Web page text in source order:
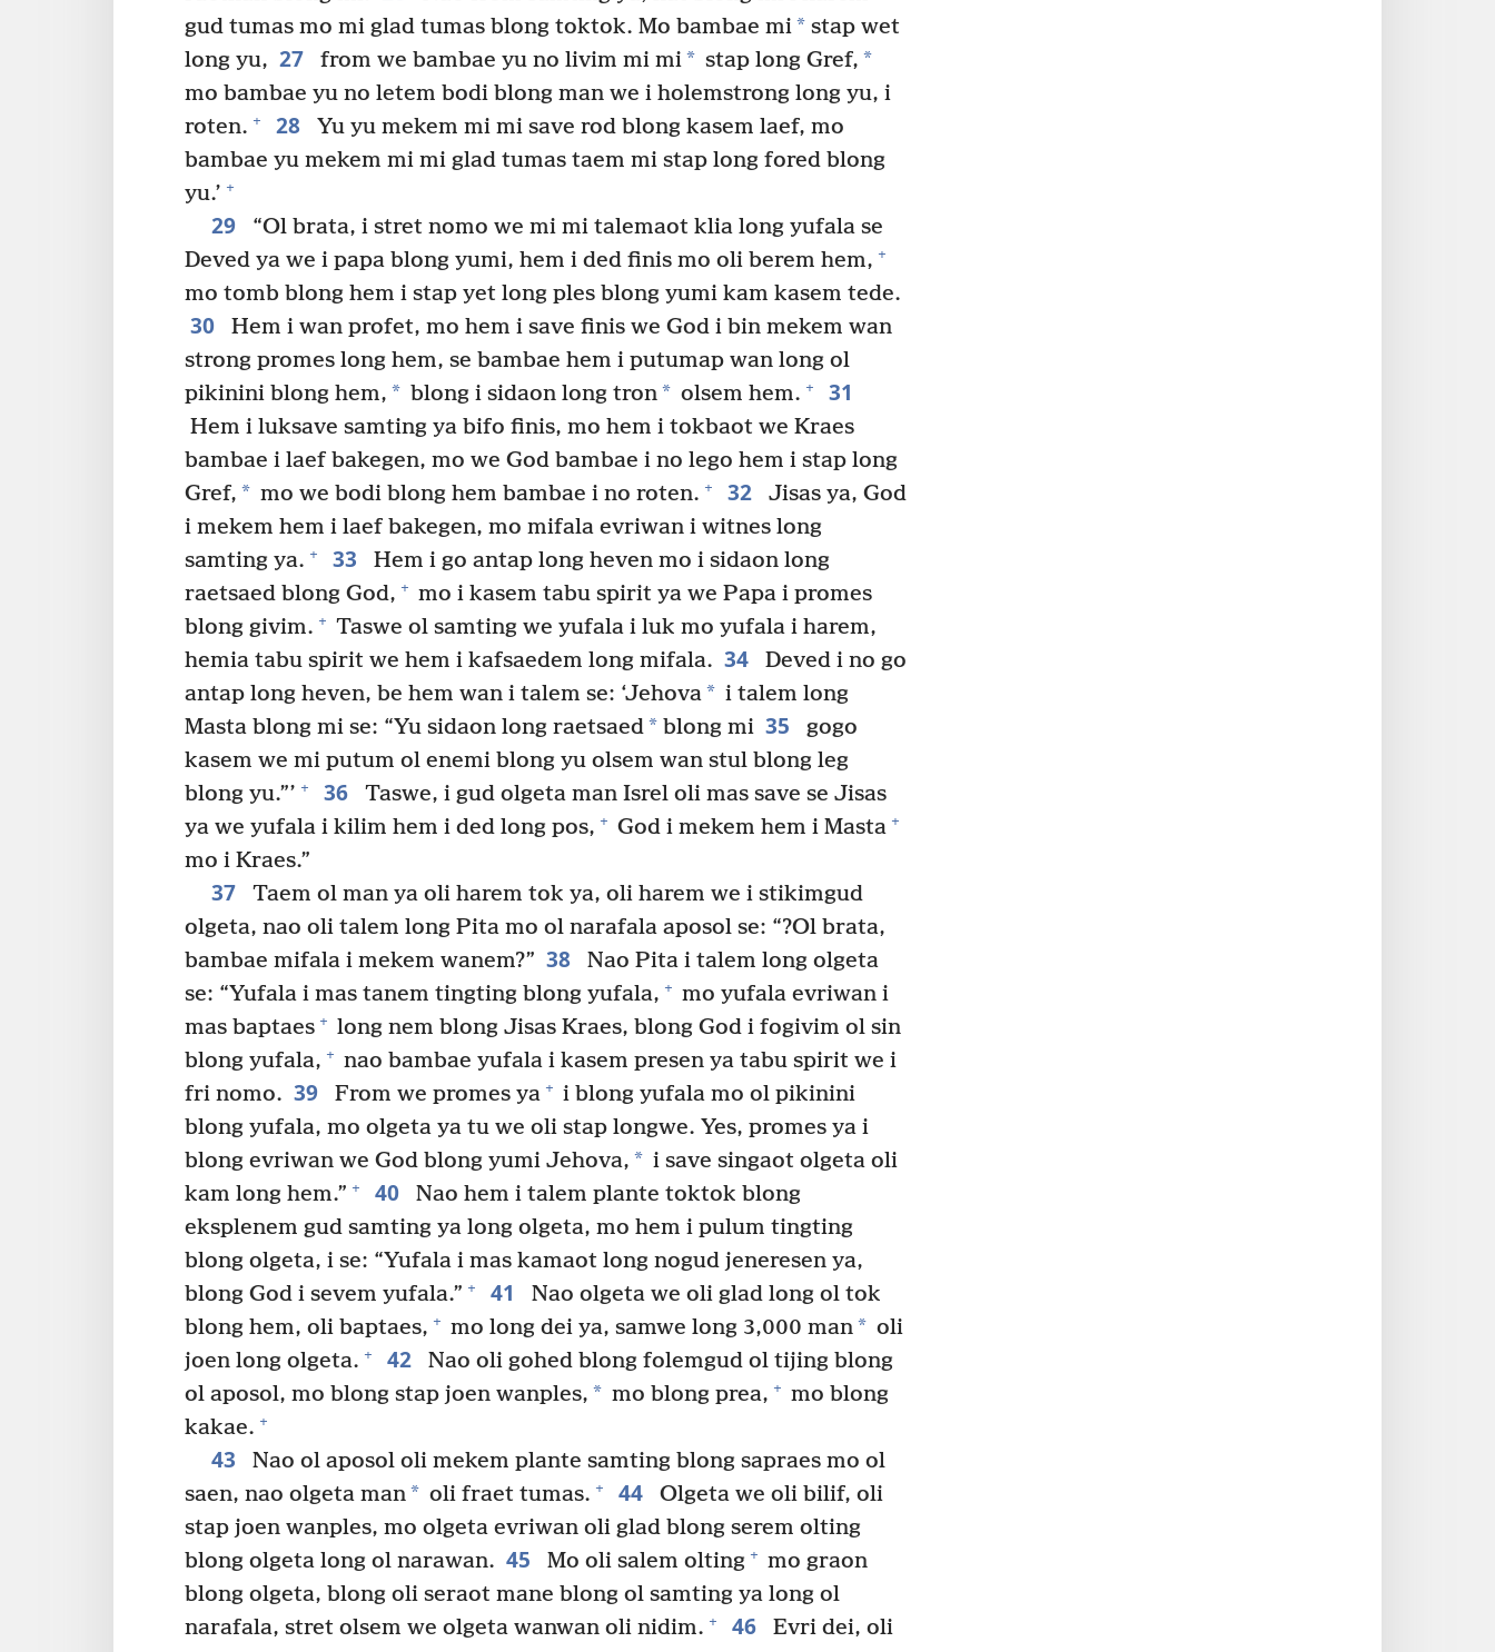
gud tumas mo mi glad tumas blong toktok. Mo bambae mi* stap wet
long yu, 27 from we bambae yu no livim mi mi* stap long Gref, *
mo bambae yu no letem bodi blong man we i holemstrong long yu, i
roten. + 28
Yu yu mekem mi mi save rod blong kasem laef, mo
bambae yu mekem mi mi glad tumas taem mi stap long fored blong
yu.’ +
29
“Ol brata, i stret nomo we mi mi talemaot klia long yufala se
Deved ya we i papa blong yumi, hem i ded finis mo oli berem hem, +
mo tomb blong hem i stap yet long ples blong yumi kam kasem tede.
30
Hem i wan profet, mo hem i save finis we God i bin mekem wan
strong promes long hem, se bambae hem i putumap wan long ol
pikinini blong hem, * blong i sidaon long tron* olsem hem. + 31
Hem i luksave samting ya bifo finis, mo hem i tokbaot we Kraes
bambae i laef bakegen, mo we God bambae i no lego hem i stap long
Gref, * mo we bodi blong hem bambae i no roten. + 32
Jisas ya, God
i mekem hem i laef bakegen, mo mifala evriwan i witnes long
samting ya. + 33
Hem i go antap long heven mo i sidaon long
raetsaed blong God, + mo i kasem tabu spirit ya we Papa i promes
blong givim. + Taswe ol samting we yufala i luk mo yufala i harem,
hemia tabu spirit we hem i kafsaedem long mifala. 34
Deved i no go
antap long heven, be hem wan i talem se: ‘Jehova* i talem long
Masta blong mi se: “Yu sidaon long raetsaed* blong mi 35
gogo
kasem we mi putum ol enemi blong yu olsem wan stul blong leg
blong yu.”’ + 36
Taswe, i gud olgeta man Isrel oli mas save se Jisas
ya we yufala i kilim hem i ded long pos, + God i mekem hem i Masta +
mo i Kraes.”
37
Taem ol man ya oli harem tok ya, oli harem we i stikimgud
olgeta, nao oli talem long Pita mo ol narafala aposol se: “?Ol brata,
bambae mifala i mekem wanem?” 38
Nao Pita i talem long olgeta
se: “Yufala i mas tanem tingting blong yufala, + mo yufala evriwan i
mas baptaes + long nem blong Jisas Kraes, blong God i fogivim ol sin
blong yufala, + nao bambae yufala i kasem presen ya tabu spirit we i
fri nomo. 39 From we promes ya + i blong yufala mo ol pikinini
blong yufala, mo olgeta ya tu we oli stap longwe. Yes, promes ya i
blong evriwan we God blong yumi Jehova, * i save singaot olgeta oli
kam long hem.” + 40
Nao hem i talem plante toktok blong
eksplenem gud samting ya long olgeta, mo hem i pulum tingting
blong olgeta, i se: “Yufala i mas kamaot long nogud jeneresen ya,
blong God i sevem yufala.” + 41
Nao olgeta we oli glad long ol tok
blong hem, oli baptaes, + mo long dei ya, samwe long 3,000 man* oli
joen long olgeta. + 42
Nao oli gohed blong folemgud ol tijing blong
ol aposol, mo blong stap joen wanples, * mo blong prea, + mo blong
kakae. +
43
Nao ol aposol oli mekem plante samting blong sapraes mo ol
saen, nao olgeta man* oli fraet tumas. + 44
Olgeta we oli bilif, oli
stap joen wanples, mo olgeta evriwan oli glad blong serem olting
blong olgeta long ol narawan. 45 Mo oli salem olting + mo graon
blong olgeta, blong oli seraot mane blong ol samting ya long ol
narafala, stret olsem we olgeta wanwan oli nidim. + 46
Evri dei, oli